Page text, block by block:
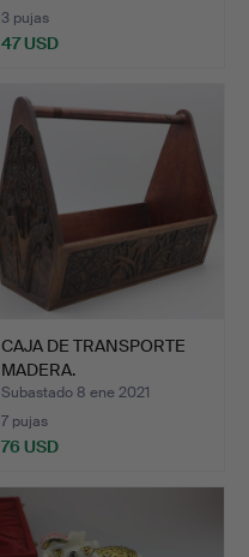
3 pujas
47 USD
CAJA DE TRANSPORTE
MADERA.
Subastado 8 ene 2021
7 pujas
76 USD